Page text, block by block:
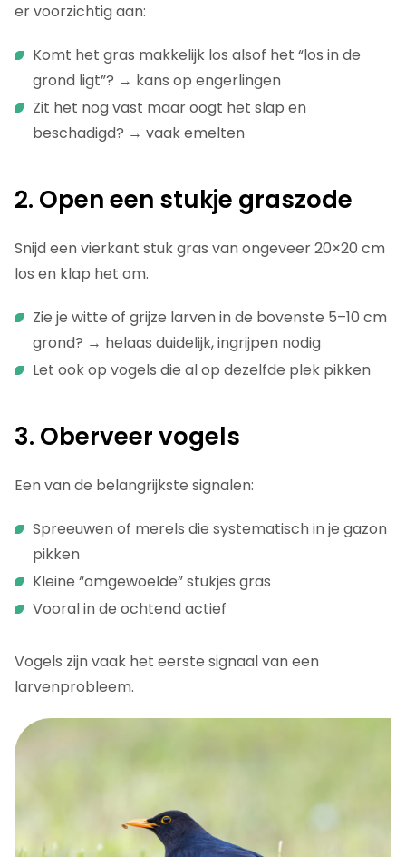
er voorzichtig aan:
Komt het gras makkelijk los alsof het “los in de
grond ligt”? → kans op engerlingen
Zit het nog vast maar oogt het slap en
beschadigd? → vaak emelten
2. Open een stukje graszode
Snijd een vierkant stuk gras van ongeveer 20×20 cm
los en klap het om.
Zie je witte of grijze larven in de bovenste 5–10 cm
grond? → helaas duidelijk, ingrijpen nodig
Let ook op vogels die al op dezelfde plek pikken
3. Oberveer vogels
Een van de belangrijkste signalen:
Spreeuwen of merels die systematisch in je gazon
pikken
Kleine “omgewoelde” stukjes gras
Vooral in de ochtend actief
Vogels zijn vaak het eerste signaal van een
larvenprobleem.